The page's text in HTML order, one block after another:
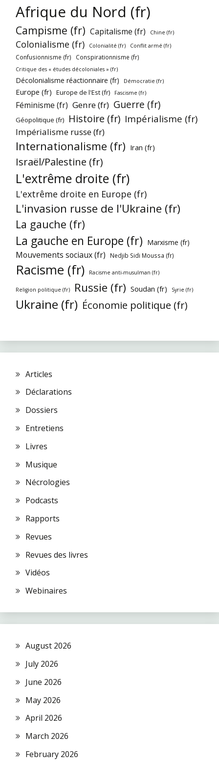
Afrique du Nord (fr)
Campisme (fr) Capitalisme (fr) Chine (fr)
Colonialisme (fr) Colonialité (fr) Conflit armé (fr)
Confusionnisme (fr) Conspirationnisme (fr)
Critique des « études décoloniales » (fr)
Décolonialisme réactionnaire (fr) Démocratie (fr)
Europe (fr) Europe de l'Est (fr) Fascisme (fr)
Féminisme (fr) Genre (fr) Guerre (fr)
Géopolitique (fr) Histoire (fr) Impérialisme (fr)
Impérialisme russe (fr)
Internationalisme (fr) Iran (fr)
Israël/Palestine (fr)
L'extrême droite (fr)
L'extrême droite en Europe (fr)
L'invasion russe de l'Ukraine (fr)
La gauche (fr)
La gauche en Europe (fr) Marxisme (fr)
Mouvements sociaux (fr) Nedjib Sidi Moussa (fr)
Racisme (fr) Racisme anti-musulman (fr)
Religion politique (fr) Russie (fr) Soudan (fr) Syrie (fr)
Ukraine (fr) Économie politique (fr)
Articles
Déclarations
Dossiers
Entretiens
Livres
Musique
Nécrologies
Podcasts
Rapports
Revues
Revues des livres
Vidéos
Webinaires
August 2026
July 2026
June 2026
May 2026
April 2026
March 2026
February 2026